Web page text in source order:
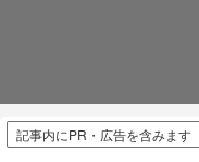
記事内にPR・広告を含みます